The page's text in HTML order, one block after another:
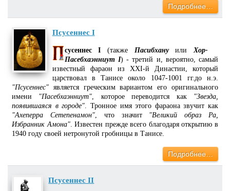
Подробнее…
Псусеннес I
сусеннес I (также ПасибхануилиХор-
Пасебхаэнниут I) - третий и, вероятно, самый
известный фараон из XXI-й Династии, который
царствовал в Танисе около 1047-1001 гг.до н.э.
"Псусеннес" является греческим вариантом его оригинального
имени "Пасебхаэнниут", которое переводится как "Звезда,
появившаяся в городе". Тронное имя этого фараона звучит как
"Ахеперра Сетепенамон", что значит "Великий образ Ра,
Избранник Амона". Известен прежде всего благодаря открытию в
1940 году своей нетронутой гробницы в Танисе.
Подробнее…
Псусеннес II